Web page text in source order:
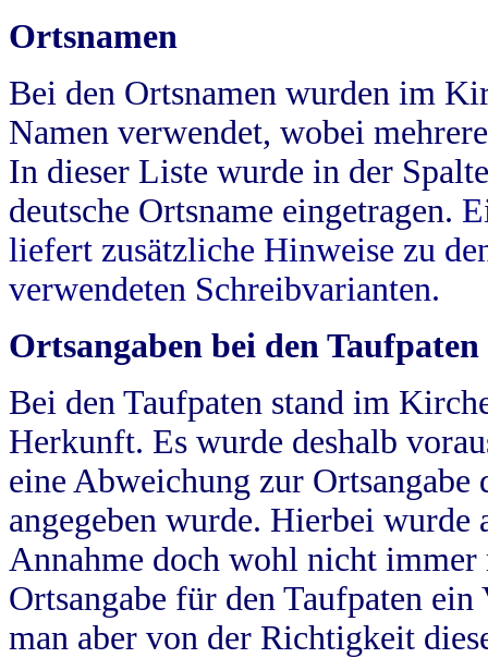
Ortsnamen
Bei den Ortsnamen wurden im
Namen verwendet, wobei
In dieser Liste wurde in der
deutsche Ortsname eingetragen.
liefert zusätzliche Hinweise zu
verwendeten Schreibvarianten.
Ortsangaben bei den Taufpaten
Bei den Taufpaten stand im
Herkunft. Es wurde deshalb
eine Abweichung zur
angegeben wurde. Hierbei wurde
Annahme doch wohl nicht
Ortsangabe für den Taufpaten
man aber von der Richtigkeit